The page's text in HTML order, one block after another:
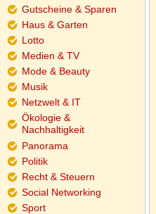
Gutscheine & Sparen
Haus & Garten
Lotto
Medien & TV
Mode & Beauty
Musik
Netzwelt & IT
Ökologie &
Nachhaltigkeit
Panorama
Politik
Recht & Steuern
Social Networking
Sport